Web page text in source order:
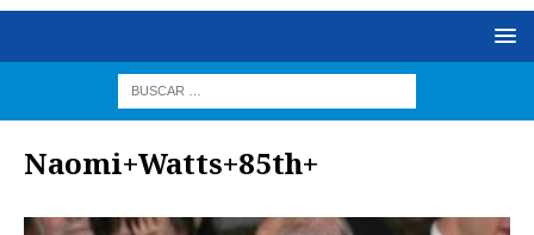
Naomi+Watts+85th+